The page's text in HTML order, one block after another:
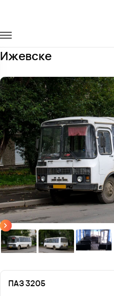
Заказать ПАЗ 3205
Ижевске
ПАЗ 3205